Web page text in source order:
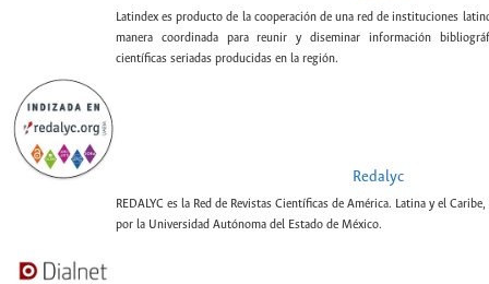
Latindex es producto de la cooperación de una red de instituciones
manera coordinada para reunir y diseminar información
científicas seriadas producidas en la región.
Redalyc
REDALYC es la Red de Revistas Científicas de América. Latina y el
por la Universidad Autónoma del Estado de México.